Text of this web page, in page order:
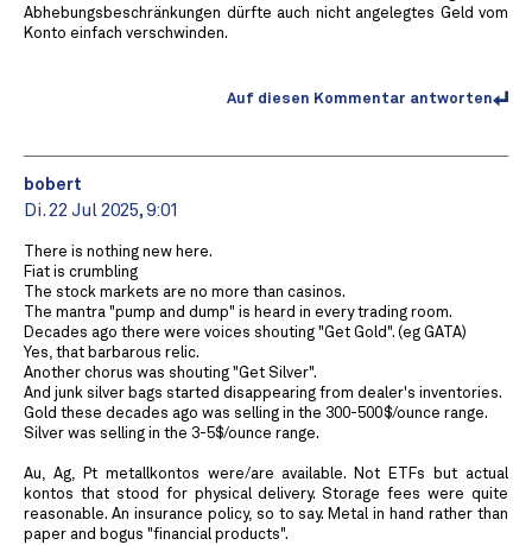
Abhebungsbeschränkungen dürfte auch nicht angelegtes Geld vom
Konto einfach verschwinden.
Auf diesen Kommentar antworten
bobert
Di. 22 Jul 2025, 9:01
There is nothing new here.
Fiat is crumbling
The stock markets are no more than casinos.
The mantra "pump and dump" is heard in every trading room.
Decades ago there were voices shouting "Get Gold". (eg GATA)
Yes, that barbarous relic.
Another chorus was shouting "Get Silver".
And junk silver bags started disappearing from dealer's inventories.
Gold these decades ago was selling in the 300-500$/ounce range.
Silver was selling in the 3-5$/ounce range.
Au, Ag, Pt metallkontos were/are available. Not ETFs but actual
kontos that stood for physical delivery. Storage fees were quite
reasonable. An insurance policy, so to say. Metal in hand rather than
paper and bogus "financial products".